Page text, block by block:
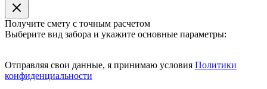
Получите смету с точным расчетом
Выберите вид забора и укажите основные параметры:
Отправляя свои данные, я принимаю условия Политики
конфиденциальности